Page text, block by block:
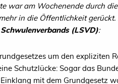
war am Wochenende durch
in die Öffentlichkeit
(LSVD):
um den expliziten
Schutzlücke: Sogar das
mit dem Grundgesetz